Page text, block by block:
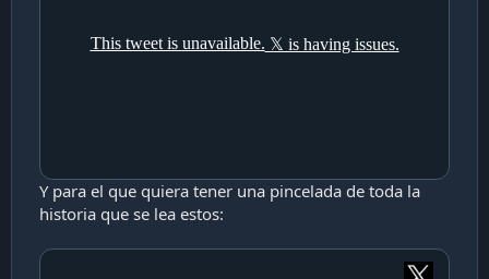
Y para el que quiera tener una pincelada de toda la
historia que se lea estos: